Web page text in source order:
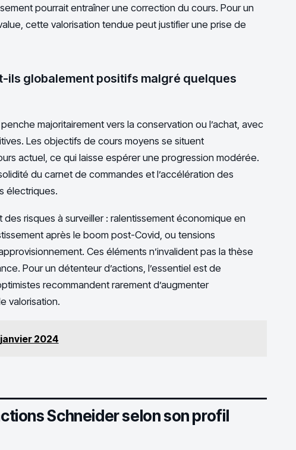
pourrait entraîner une correction du cours. Pour un
cette valorisation tendue peut justifier une prise de
ils globalement positifs malgré quelques
majoritairement vers la conservation ou l’achat, avec
Les objectifs de cours moyens se situent
actuel, ce qui laisse espérer une progression modérée.
du carnet de commandes et l’accélération des
électriques.
risques à surveiller : ralentissement économique en
après le boom post-Covid, ou tensions
Ces éléments n’invalident pas la thèse
Pour un détenteur d’actions, l’essentiel est de
recommandent rarement d’augmenter
valorisation.
janvier 2024
Schneider selon son profil